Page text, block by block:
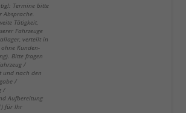
Termine bitte
Absprache.
Tätigkeit,
Fahrzeuge
verteilt in
Kunden-
Bitte fragen
/
und nach den
/
/
Aufbereitung
für Ihr